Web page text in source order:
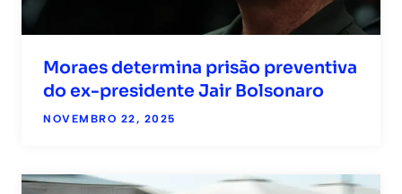
Moraes determina prisão preventiva
do ex-presidente Jair Bolsonaro
NOVEMBRO 22, 2025